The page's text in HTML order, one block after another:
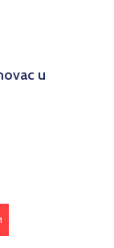
u